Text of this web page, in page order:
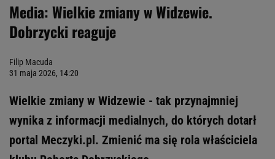
Media: Wielkie zmiany w Widzewie.
Dobrzycki reaguje
Filip Macuda
31 maja 2026, 14:20
Wielkie zmiany w Widzewie - tak przynajmniej
wynika z informacji medialnych, do których dotarł
portal Meczyki.pl. Zmienić ma się rola właściciela